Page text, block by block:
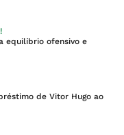
equilíbrio ofensivo e
de Vitor Hugo ao